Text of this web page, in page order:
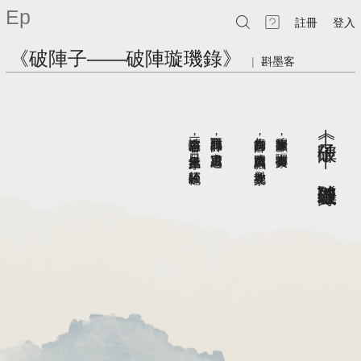
Ep 註冊 登入
《破陣子——破陣璇璣錄》 | 斟墨客
︽破陣子——破陣璇璣錄︾
，
驪山有女英豪
。
，
凌踏天門萬馬飆
，
舉攻挫北寮
。
，
定邊萬里迢迢
。
，
日月無光鏡上茅
，
碎紅缺胯袍
。